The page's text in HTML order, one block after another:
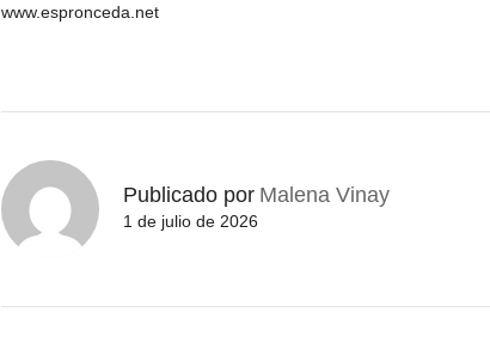
www.espronceda.net
Publicado por Malena Vinay
1 de julio de 2026